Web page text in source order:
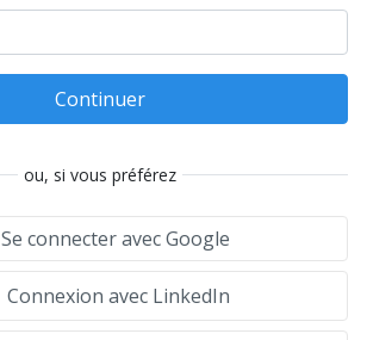
Continuer
ou, si vous préférez
Se connecter avec Google
Connexion avec LinkedIn